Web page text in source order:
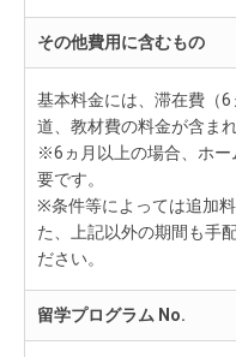
その他費用に含むもの
基本料金には、滞在費（
道、教材費の料金が含まれ
※6ヵ月以上の場合、ホー
要です。
※条件等によっては追加
た、上記以外の期間も手
ださい。
留学プログラム No.